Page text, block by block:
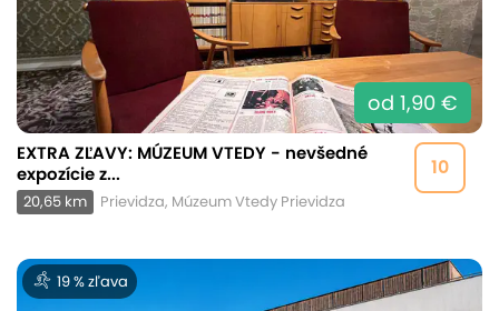
od 1,90 €
10
EXTRA ZĽAVY: MÚZEUM VTEDY - nevšedné
expozície z...
20,65 km Prievidza, Múzeum Vtedy Prievidza
19 % zľava